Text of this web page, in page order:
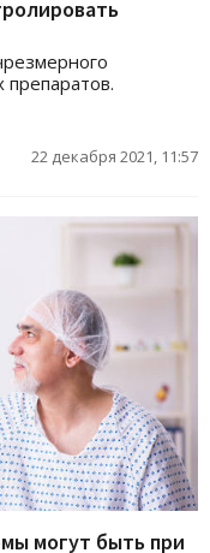
препаратов.
22 декабря 2021, 11:57
могут быть при